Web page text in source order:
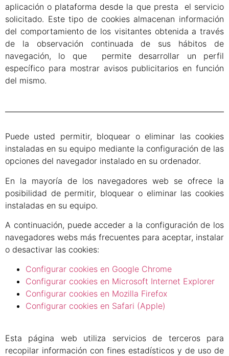
aplicación o plataforma desde la que presta el servicio
solicitado. Este tipo de cookies almacenan información
del comportamiento de los visitantes obtenida a través
de la observación continuada de sus hábitos de
navegación, lo que permite desarrollar un perfil
específico para mostrar avisos publicitarios en función
del mismo.
Puede usted permitir, bloquear o eliminar las cookies
instaladas en su equipo mediante la configuración de las
opciones del navegador instalado en su ordenador.
En la mayoría de los navegadores web se ofrece la
posibilidad de permitir, bloquear o eliminar las cookies
instaladas en su equipo.
A continuación, puede acceder a la configuración de los
navegadores webs más frecuentes para aceptar, instalar
o desactivar las cookies:
Configurar cookies en Google Chrome
Configurar cookies en Microsoft Internet Explorer
Configurar cookies en Mozilla Firefox
Configurar cookies en Safari (Apple)
Esta página web utiliza servicios de terceros para
recopilar información con fines estadísticos y de uso de